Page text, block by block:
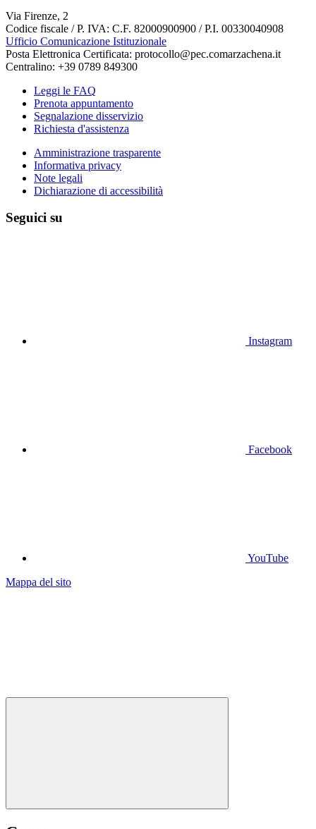
Via Firenze, 2
Codice fiscale / P. IVA: C.F. 82000900900 / P.I. 00330040908
Ufficio Comunicazione Istituzionale
Posta Elettronica Certificata: protocollo@pec.comarzachena.it
Centralino: +39 0789 849300
Leggi le FAQ
Prenota appuntamento
Segnalazione disservizio
Richiesta d'assistenza
Amministrazione trasparente
Informativa privacy
Note legali
Dichiarazione di accessibilità
Seguici su
Instagram
Facebook
YouTube
Mappa del sito